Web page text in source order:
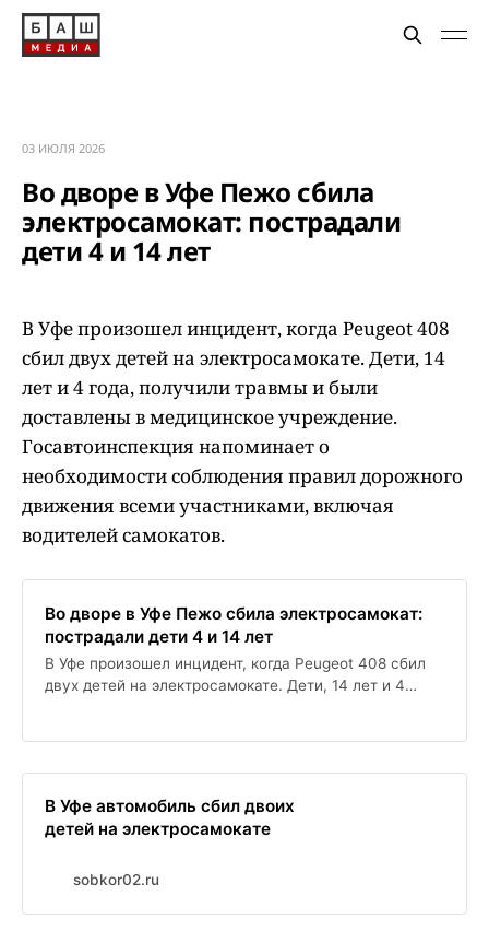
03 ИЮЛЯ 2026
Во дворе в Уфе Пежо сбила
электросамокат: пострадали
дети 4 и 14 лет
В Уфе произошел инцидент, когда Peugeot 408
сбил двух детей на электросамокате. Дети, 14
лет и 4 года, получили травмы и были
доставлены в медицинское учреждение.
Госавтоинспекция напоминает о
необходимости соблюдения правил дорожного
движения всеми участниками, включая
водителей самокатов.
Во дворе в Уфе Пежо сбила электросамокат:
пострадали дети 4 и 14 лет
В Уфе произошел инцидент, когда Peugeot 408 сбил
двух детей на электросамокате. Дети, 14 лет и 4
дорожного движения всеми участниками, включая
В Уфе автомобиль сбил двоих
детей на электросамокате
sobkor02.ru